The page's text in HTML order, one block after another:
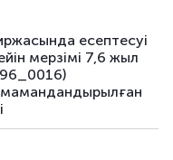
есептесуі
мерзімі 7,6 жыл